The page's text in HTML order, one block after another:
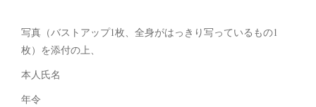
写真（バストアップ1枚、全身がはっきり写っているもの1
枚）を添付の上、
本人氏名
年令